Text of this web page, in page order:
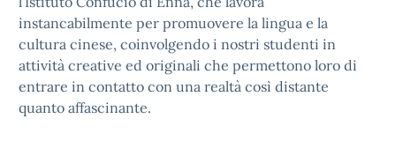
instancabilmente per promuovere la lingua e la
cultura cinese, coinvolgendo i nostri studenti in
attività creative ed originali che permettono loro di
entrare in contatto con una realtà così distante
quanto affascinante.